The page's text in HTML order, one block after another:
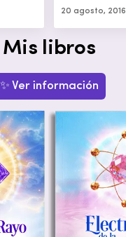
20 agosto, 2016
Mis libros
✨ Ver información